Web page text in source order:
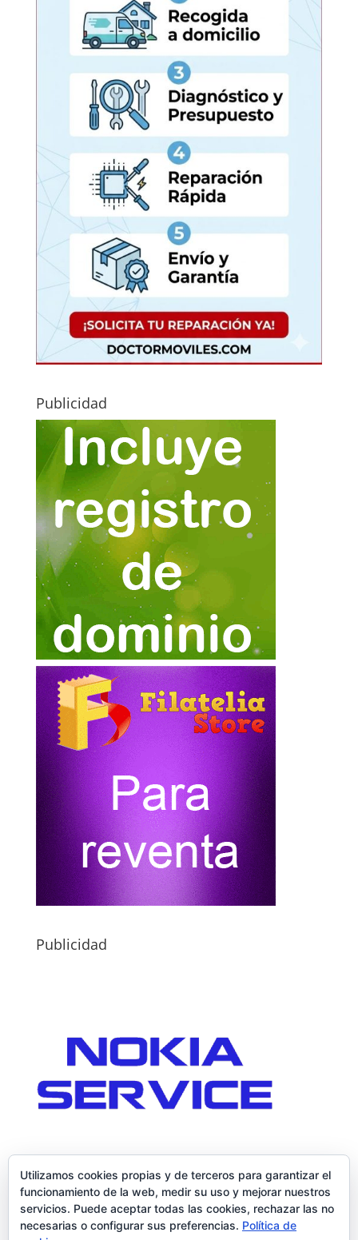
Publicidad
Publicidad
Utilizamos cookies propias y de terceros para garantizar el
funcionamiento de la web, medir su uso y mejorar nuestros
servicios. Puede aceptar todas las cookies, rechazar las no
necesarias o configurar sus preferencias. Política de